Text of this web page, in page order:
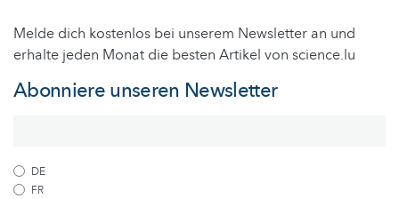
Melde dich kostenlos bei unserem Newsletter an und
erhalte jeden Monat die besten Artikel von science.lu
Abonniere unseren Newsletter
DE
FR